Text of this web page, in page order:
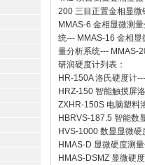
200 三目正置金相显微
MMAS-6 金相显微测
统--- MMAS-16 金相显
量分析系统--- MMAS-
研润硬度计列表：
HR-150A 洛氏硬度计
HRZ-150 智能触摸屏
ZXHR-150S 电脑塑料
HBRVS-187.5 智能数
HVS-1000 数显显微硬
HMAS-D 显微硬度测
HMAS-DSMZ 显微硬